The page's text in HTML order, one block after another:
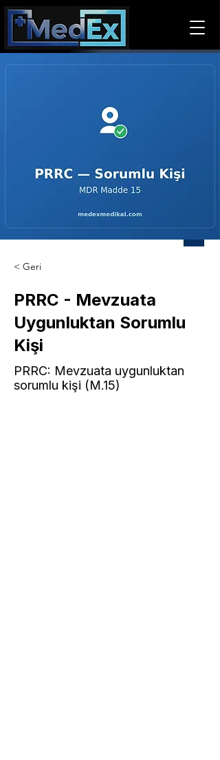
< Geri
PRRC - Mevzuata
Uygunluktan Sorumlu
Kişi
PRRC: Mevzuata uygunluktan
sorumlu kişi (M.15)